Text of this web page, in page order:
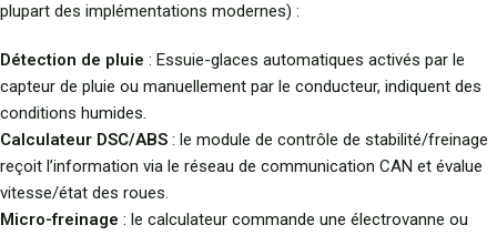
plupart des implémentations modernes) :
Détection de pluie : Essuie-glaces automatiques activés par le
capteur de pluie ou manuellement par le conducteur, indiquent des
conditions humides.
Calculateur DSC/ABS : le module de contrôle de stabilité/freinage
reçoit l’information via le réseau de communication CAN et évalue
vitesse/état des roues.
Micro-freinage : le calculateur commande une électrovanne ou